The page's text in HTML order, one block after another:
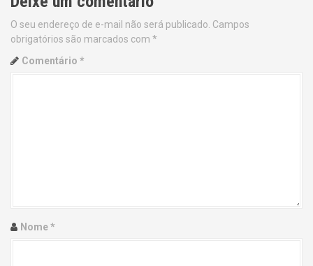
t
n
a
i
O seu endereço de e-mail não será publicado. Campos
obrigatórios são marcados com *
Comentário *
Nome*